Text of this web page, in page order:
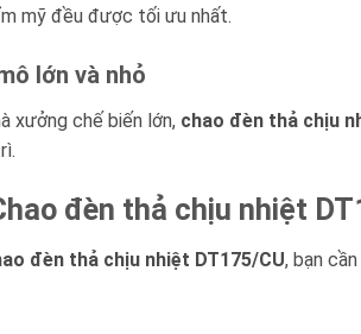
mỹ đều được tối ưu nhất.
lớn và nhỏ
xưởng chế biến lớn, chao đèn thả chịu
đèn thả chịu nhiệt
đèn thả chịu nhiệt DT175/CU, bạn